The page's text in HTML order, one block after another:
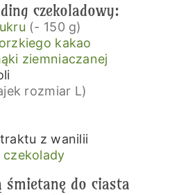
czekoladowy:
(- 150 g)
kakao
ziemniaczanej
rozmiar L)
z wanilii
czekolady
śmietanę do ciasta